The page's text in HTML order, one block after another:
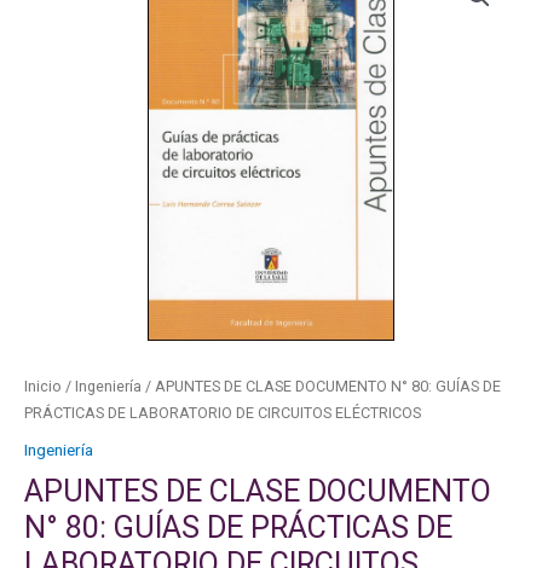
Inicio / Ingeniería / APUNTES DE CLASE DOCUMENTO N° 80: GUÍAS DE
PRÁCTICAS DE LABORATORIO DE CIRCUITOS ELÉCTRICOS
Ingeniería
APUNTES DE CLASE DOCUMENTO
N° 80: GUÍAS DE PRÁCTICAS DE